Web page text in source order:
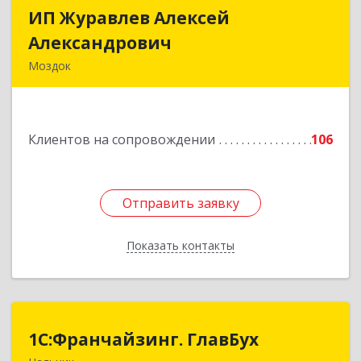
ИП Журавлев Алексей
Александрович
Моздок
Клиентов на сопровождении 106
Отправить заявку
Показать контакты
ИП Журавлев Алексей
Подробнее
Отправить заявку
Назад
1С:Франчайзинг. ГлавБух
1С:Франчайзинг. ГлавБух